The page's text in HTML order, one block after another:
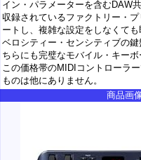
イン・パラメーターを含むDAW
収録されているファクトリー・
ートし、複雑な設定をしなくて
ベロシティー・センシティブの
ちらにも完璧なモバイル・キーボ
この価格帯のMIDIコントローラ
ものは他にありません。
商品画